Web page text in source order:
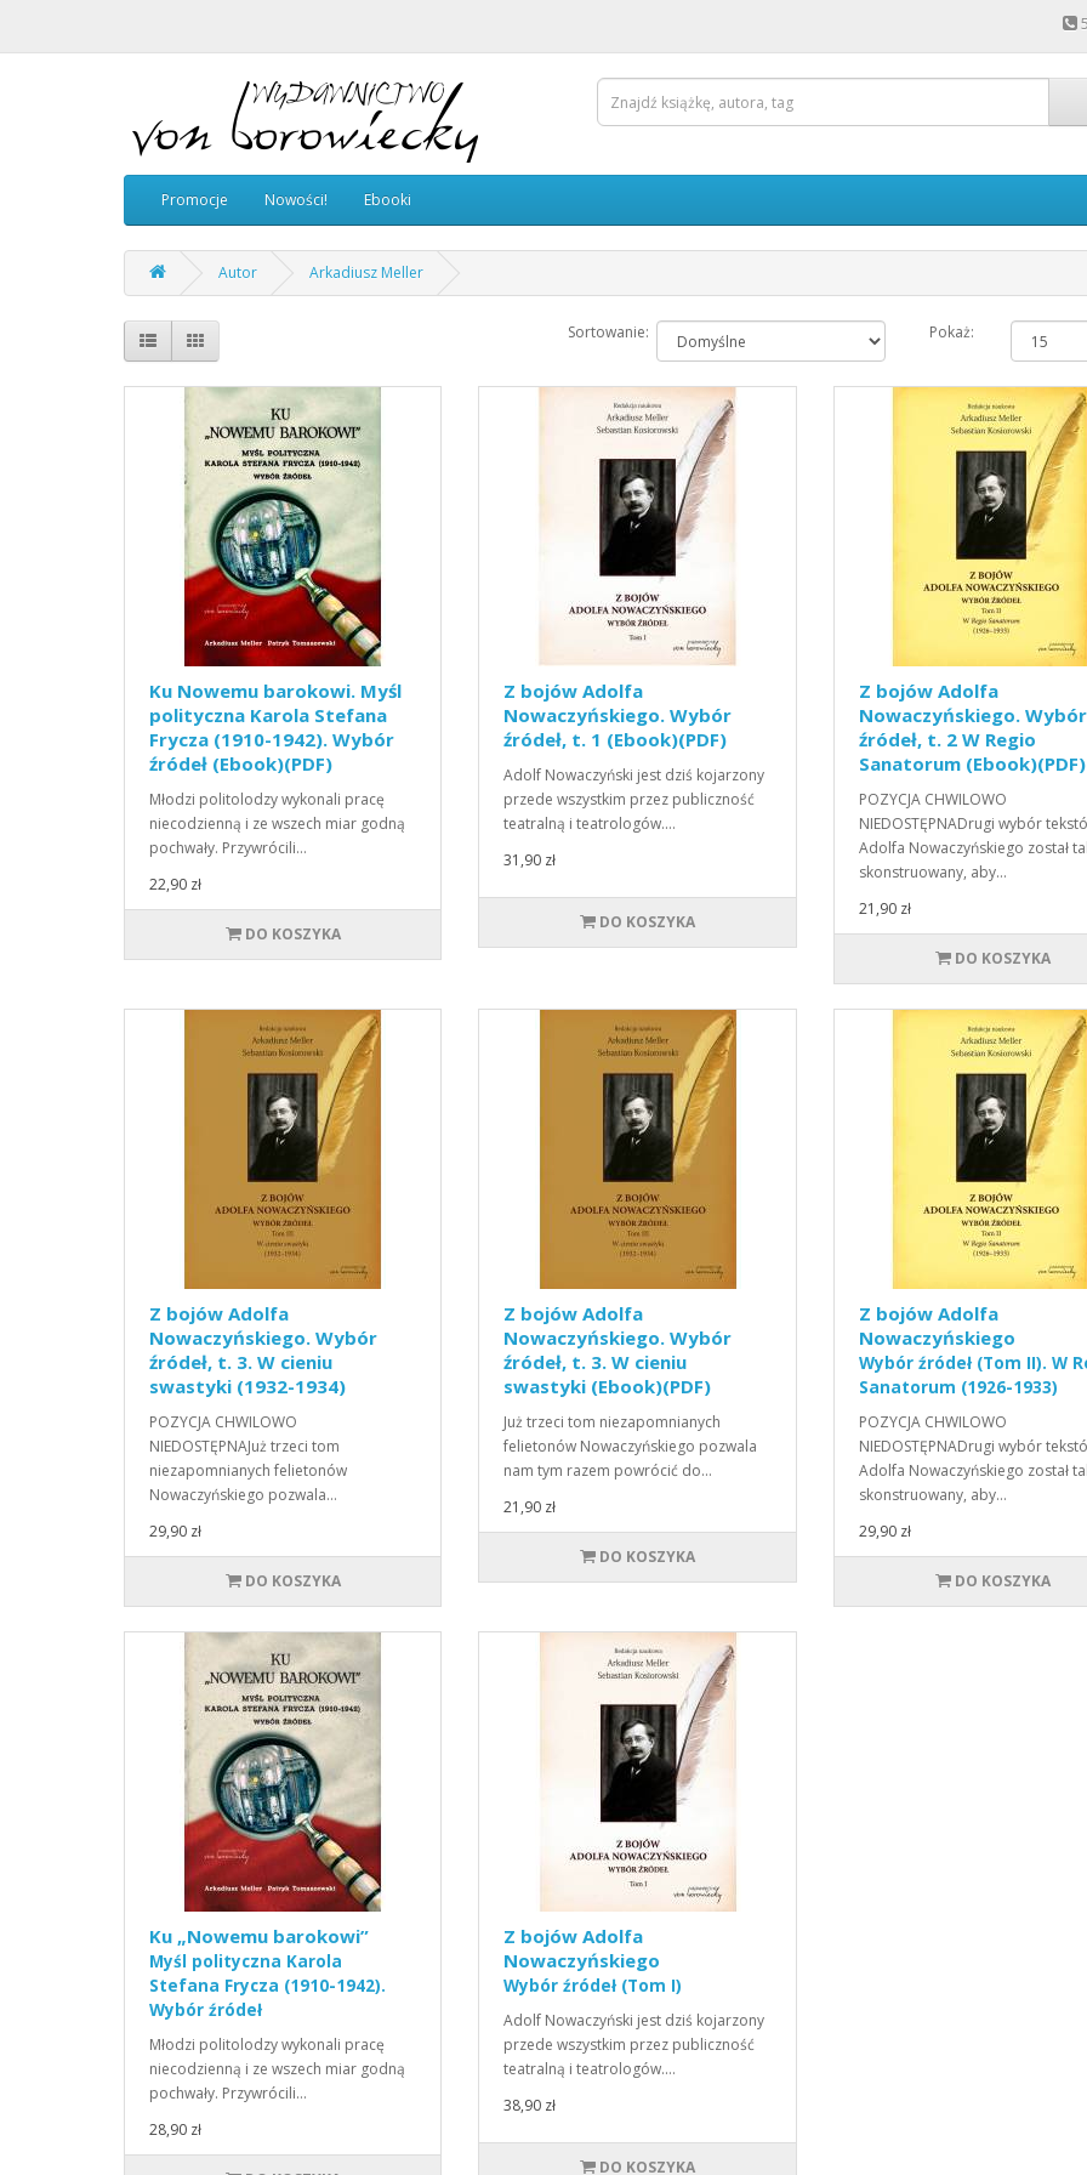
Promocje Nowości! Ebooki
Autor Arkadiusz Meller
Sortowanie: Pokaż:
Ku Nowemu barokowi. Myśl
polityczna Karola Stefana
Frycza (1910-1942). Wybór
źródeł (Ebook)(PDF)
Młodzi politolodzy wykonali pracę
niecodzienną i ze wszech miar godną
pochwały. Przywrócili…
22,90 zł
DO KOSZYKA
Z bojów Adolfa
Nowaczyńskiego. Wybór
źródeł, t. 1 (Ebook)(PDF)
Adolf Nowaczyński jest dziś kojarzony
przede wszystkim przez publiczność
teatralną i teatrologów.…
31,90 zł
DO KOSZYKA
Z bojów Adolfa
Nowaczyńskiego. Wybór
źródeł, t. 2 W Regio
Sanatorum (Ebook)(PDF)
POZYCJA CHWILOWO
NIEDOSTĘPNADrugi wybór
Adolfa Nowaczyńskiego został
skonstruowany, aby…
21,90 zł
DO KOSZYKA
Z bojów Adolfa
Nowaczyńskiego. Wybór
źródeł, t. 3. W cieniu
swastyki (1932-1934)
POZYCJA CHWILOWO
NIEDOSTĘPNAJuż trzeci tom
niezapomnianych felietonów
Nowaczyńskiego pozwala…
29,90 zł
DO KOSZYKA
Z bojów Adolfa
Nowaczyńskiego. Wybór
źródeł, t. 3. W cieniu
swastyki (Ebook)(PDF)
Już trzeci tom niezapomnianych
felietonów Nowaczyńskiego pozwala
nam tym razem powrócić do…
21,90 zł
DO KOSZYKA
Z bojów Adolfa
Nowaczyńskiego
Wybór źródeł (Tom II). W
Sanatorum (1926-1933)
POZYCJA CHWILOWO
NIEDOSTĘPNADrugi wybór
Adolfa Nowaczyńskiego został
skonstruowany, aby…
29,90 zł
DO KOSZYKA
Ku „Nowemu barokowi”
Myśl polityczna Karola
Stefana Frycza (1910-1942).
Wybór źródeł
Młodzi politolodzy wykonali pracę
niecodzienną i ze wszech miar godną
pochwały. Przywrócili…
28,90 zł
Z bojów Adolfa
Nowaczyńskiego
Wybór źródeł (Tom I)
Adolf Nowaczyński jest dziś kojarzony
przede wszystkim przez publiczność
teatralną i teatrologów.…
38,90 zł
DO KOSZYKA